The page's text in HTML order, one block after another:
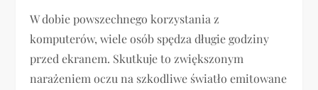
W dobie powszechnego korzystania z
komputerów, wiele osób spędza długie godziny
przed ekranem. Skutkuje to zwiększonym
narażeniem oczu na szkodliwe światło emitowane